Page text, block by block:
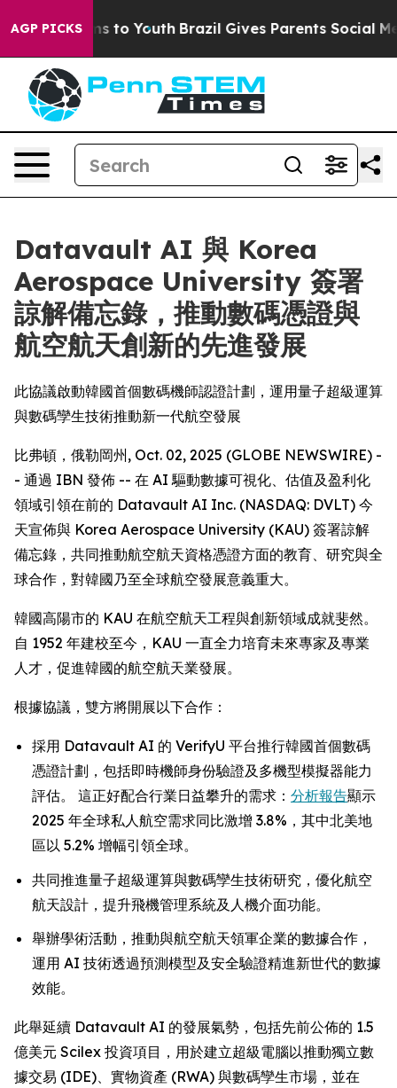
AGP PICKS
Harms to Youth Brazil Gives Parents Social Media
Datavault AI 與 Korea
Aerospace University 簽署
諒解備忘錄，推動數碼憑證與
航空航天創新的先進發展
此協議啟動韓國首個數碼機師認證計劃，運用量子超級運算
與數碼孿生技術推動新一代航空發展
比弗頓，俄勒岡州, Oct. 02, 2025 (GLOBE NEWSWIRE) -
- 通過 IBN 發佈 -- 在 AI 驅動數據可視化、估值及盈利化
領域引領在前的 Datavault AI Inc. (NASDAQ: DVLT) 今
天宣佈與 Korea Aerospace University (KAU) 簽署諒解
備忘錄，共同推動航空航天資格憑證方面的教育、研究與全
球合作，對韓國乃至全球航空發展意義重大。
韓國高陽市的 KAU 在航空航天工程與創新領域成就斐然。
自 1952 年建校至今，KAU 一直全力培育未來專家及專業
人才，促進韓國的航空航天業發展。
根據協議，雙方將開展以下合作：
採用 Datavault AI 的 VerifyU 平台推行韓國首個數碼
憑證計劃，包括即時機師身份驗證及多機型模擬器能力
評估。 這正好配合行業日益攀升的需求： 分析報告顯示
2025 年全球私人航空需求同比激增 3.8%，其中北美地
區以 5.2% 增幅引領全球。
共同推進量子超級運算與數碼孿生技術研究，優化航空
航天設計，提升飛機管理系統及人機介面功能。
舉辦學術活動，推動與航空航天領軍企業的數據合作，
運用 AI 技術透過預測模型及安全驗證精進新世代的數據
效能。
此舉延續 Datavault AI 的發展氣勢，包括先前公佈的 1.5
億美元 Scilex 投資項目，用於建立超級電腦以推動獨立數
據交易 (IDE)、實物資產 (RWA) 與數碼孿生市場，並在